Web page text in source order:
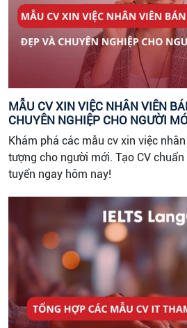
MẪU CV XIN VIỆC NHÂN VIÊN
CHUYÊN NGHIỆP CHO NGƯỜI
Khám phá các mẫu cv xin việc
tượng cho người mới. Tạo CV
tuyển ngay hôm nay!